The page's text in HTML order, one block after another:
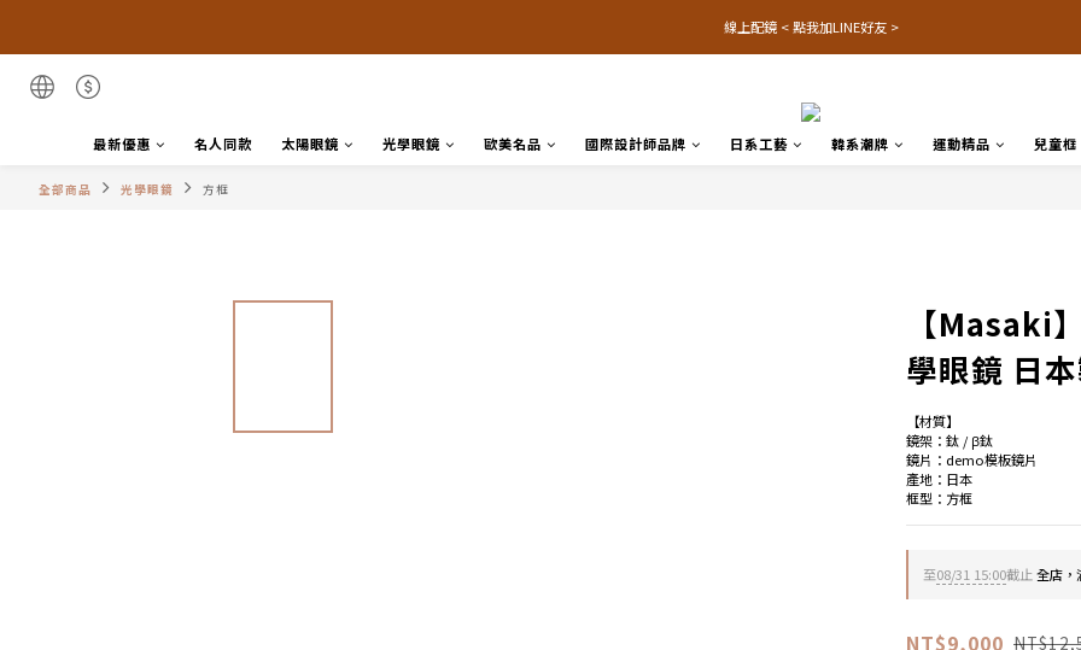
線上配鏡 < 點我加LINE好友 >
最新優惠 名人同款 太陽眼鏡 光學眼鏡 歐美名品 國際設計師品牌 日系工藝 韓系潮牌 運動精品 兒童框
全部商品 光學眼鏡 方框
【Masaki
學眼鏡 日
【材質】
鏡架：鈦 / β鈦
鏡片：demo模板鏡片
產地：日本
框型：方框
至08/31 15:00截止全店，
NT$9,000